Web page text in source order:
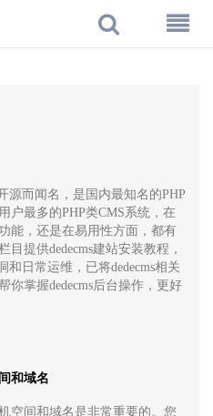
源而闻名，是国内最知名的PHP
户最多的PHP类CMS系统，在
能，还是在易用性方面，都有
提供dedecms建站安装教程，
和日常运维，已将dedecms相关
你掌握dedecms后台操作，更好
和域名
空间和域名是非常重要的。您